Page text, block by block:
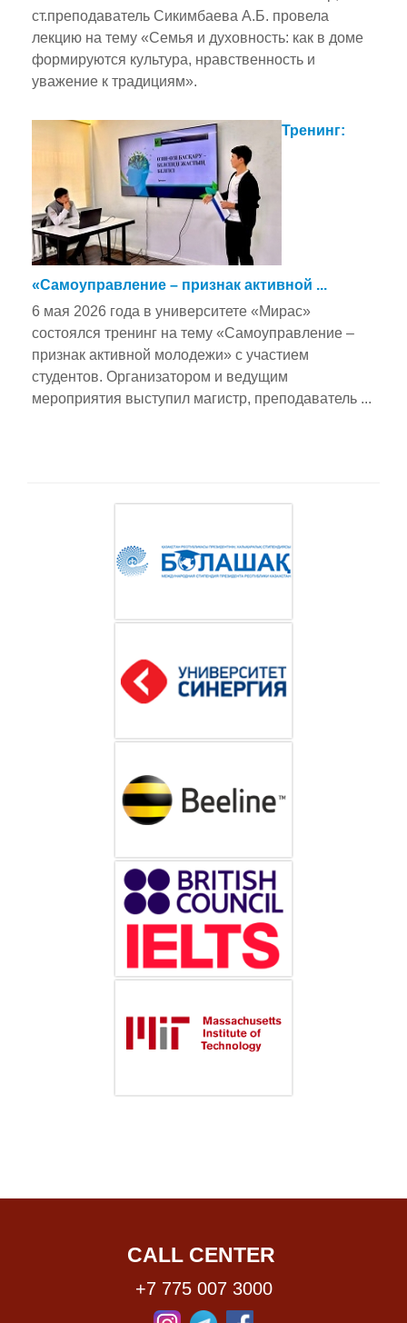
ст.преподаватель Сикимбаева А.Б. провела
лекцию на тему «Семья и духовность: как в доме
формируются культура, нравственность и
уважение к традициям».
Тренинг:
«Самоуправление – признак активной ...
6 мая 2026 года в университете «Мирас»
состоялся тренинг на тему «Самоуправление –
признак активной молодежи» с участием
студентов. Организатором и ведущим
мероприятия выступил магистр, преподаватель ...
CALL CENTER
+7 775 007 3000